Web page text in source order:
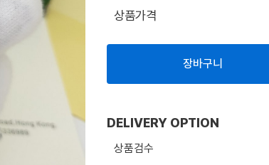
상품가격
장바구니
DELIVERY OPTION
상품검수